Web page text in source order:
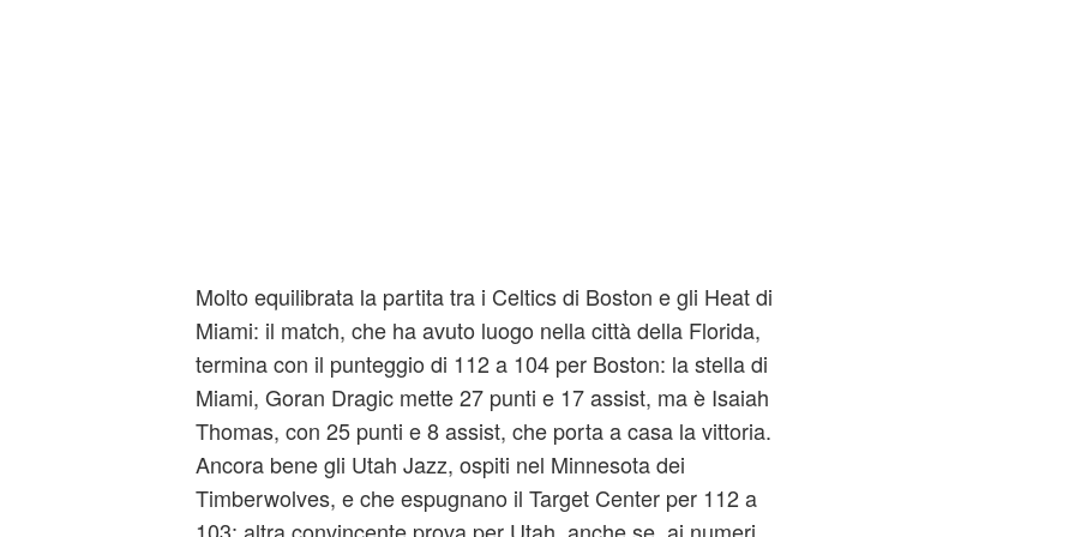
Molto equilibrata la partita tra i Celtics di Boston e gli Heat di
Miami: il match, che ha avuto luogo nella città della Florida,
termina con il punteggio di 112 a 104 per Boston: la stella di
Miami, Goran Dragic mette 27 punti e 17 assist, ma è Isaiah
Thomas, con 25 punti e 8 assist, che porta a casa la vittoria.
Ancora bene gli Utah Jazz, ospiti nel Minnesota dei
Timberwolves, e che espugnano il Target Center per 112 a